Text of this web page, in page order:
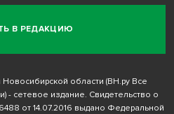
В РЕДАКЦИЮ
области (ВН.ру Все
- сетевое издание. Свидетельство о
от 14.07.2016 выдано Федеральной